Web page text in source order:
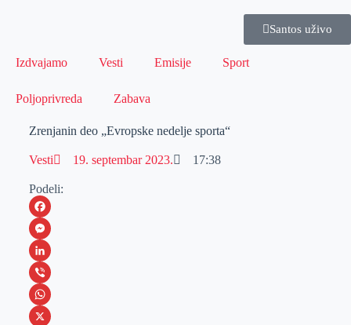
Santos uživo
Izdvajamo Vesti Emisije Sport
Poljoprivreda Zabava
Zrenjanin deo „Evropske nedelje sporta“
Vesti 19. septembar 2023. 17:38
Podeli:
F
a
c
e
b
M
e
s
s
L
i
n
V
iW